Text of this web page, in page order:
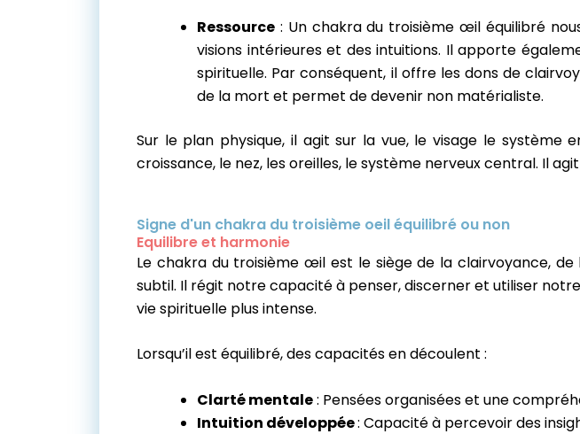
Ressource : Un chakra du troisième œil équilibré
visions intérieures et des intuitions. Il apporte
spirituelle. Par conséquent, il offre les dons de
de la mort et permet de devenir non matérialiste.
Sur le plan physique, il agit sur la vue, le visage le système
croissance, le nez, les oreilles, le système nerveux central. Il agit
Signe d'un chakra du troisième oeil équilibré ou non
Equilibre et harmonie
Le chakra du troisième œil est le siège de la clairvoyance,
subtil. Il régit notre capacité à penser, discerner et utiliser
vie spirituelle plus intense.
Lorsqu’il est équilibré, des capacités en découlent :
Clarté mentale: Pensées organisées et une
Intuition développée: Capacité à percevoir des